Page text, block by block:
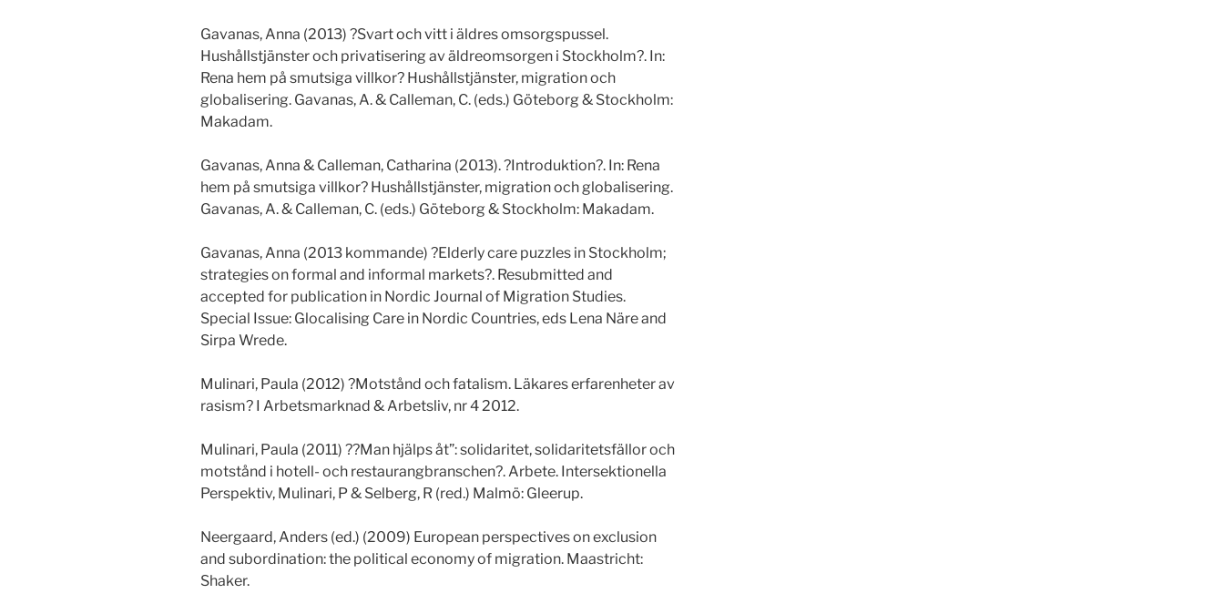
Gavanas, Anna (2013) ?Svart och vitt i äldres omsorgspussel.
Hushållstjänster och privatisering av äldreomsorgen i Stockholm?. In:
Rena hem på smutsiga villkor? Hushållstjänster, migration och
globalisering. Gavanas, A. & Calleman, C. (eds.) Göteborg & Stockholm:
Makadam.
Gavanas, Anna & Calleman, Catharina (2013). ?Introduktion?. In: Rena
hem på smutsiga villkor? Hushållstjänster, migration och globalisering.
Gavanas, A. & Calleman, C. (eds.) Göteborg & Stockholm: Makadam.
Gavanas, Anna (2013 kommande) ?Elderly care puzzles in Stockholm;
strategies on formal and informal markets?. Resubmitted and
accepted for publication in Nordic Journal of Migration Studies.
Special Issue: Glocalising Care in Nordic Countries, eds Lena Näre and
Sirpa Wrede.
Mulinari, Paula (2012) ?Motstånd och fatalism. Läkares erfarenheter av
rasism? I Arbetsmarknad & Arbetsliv, nr 4 2012.
Mulinari, Paula (2011) ??Man hjälps åt”: solidaritet, solidaritetsfällor och
motstånd i hotell- och restaurangbranschen?. Arbete. Intersektionella
Perspektiv, Mulinari, P & Selberg, R (red.) Malmö: Gleerup.
Neergaard, Anders (ed.) (2009) European perspectives on exclusion
and subordination: the political economy of migration. Maastricht:
Shaker.